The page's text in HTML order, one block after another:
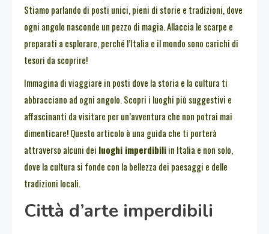
Stiamo parlando di posti unici, pieni di storie e tradizioni, dove
ogni angolo nasconde un pezzo di magia. Allaccia le scarpe e
preparati a esplorare, perché l’Italia e il mondo sono carichi di
tesori da scoprire!
Immagina di viaggiare in posti dove la storia e la cultura ti
abbracciano ad ogni angolo. Scopri i luoghi più suggestivi e
affascinanti da visitare per un’avventura che non potrai mai
dimenticare! Questo articolo è una guida che ti porterà
attraverso alcuni dei luoghi imperdibiliin Italia e non solo,
dove la cultura si fonde con la bellezza dei paesaggi e delle
tradizioni locali.
Città d’arte imperdibili